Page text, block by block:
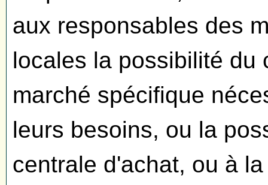
aux responsables des
locales la possibilité du
marché spécifique
leurs besoins, ou la
centrale d'achat, ou à